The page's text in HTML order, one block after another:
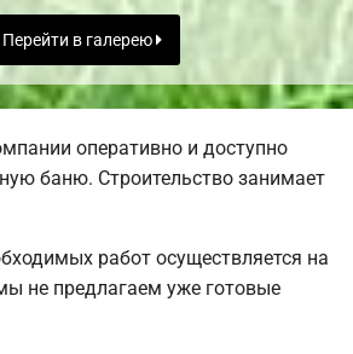
Перейти в галерею
оперативно и доступно
баню. Строительство занимает
работ осуществляется на
не предлагаем уже готовые